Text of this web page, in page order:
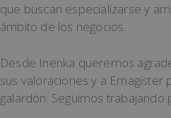
que buscan especializarse y
ámbito de los negocios.
Desde Inenka queremos
sus valoraciones y a
galardón. Seguimos